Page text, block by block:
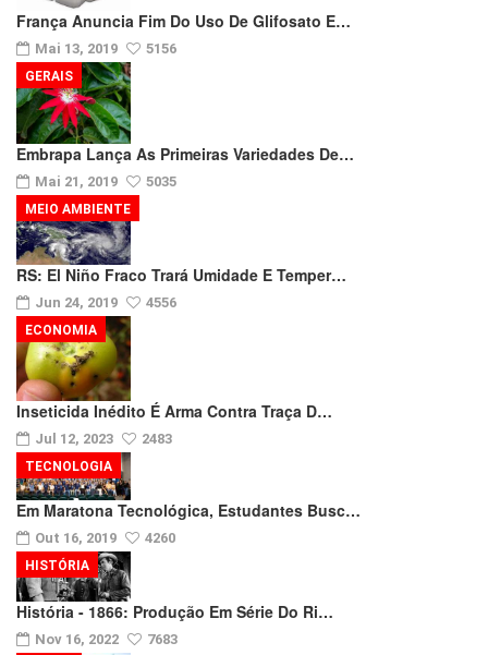
França Anuncia Fim Do Uso De Glifosato E…
Mai 13, 2019 5156
Embrapa Lança As Primeiras Variedades De…
Mai 21, 2019 5035
GERAIS
RS: El Niño Fraco Trará Umidade E Temper…
Jun 24, 2019 4556
MEIO AMBIENTE
Inseticida Inédito É Arma Contra Traça D…
Jul 12, 2023 2483
ECONOMIA
Em Maratona Tecnológica, Estudantes Busc…
Out 16, 2019 4260
TECNOLOGIA
História - 1866: Produção Em Série Do Ri…
Nov 16, 2022 7683
HISTÓRIA